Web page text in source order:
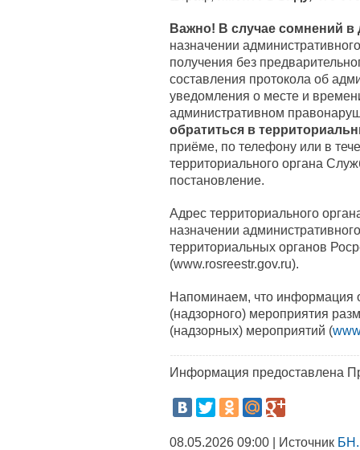
Важно! В случае сомнений в
назначении
получения без
составления протокола об
уведомления о месте и
административном
обратиться в
приёме, по телефону или в
территориального органа
постановление.
Адрес территориального
назначении
территориальных органов
(www.rosreestr.gov.ru).
Напоминаем, что информация
(надзорного) мероприятия
(надзорных) мероприятий (
Информация предоставлена
08.05.2026 09:00 | Источник